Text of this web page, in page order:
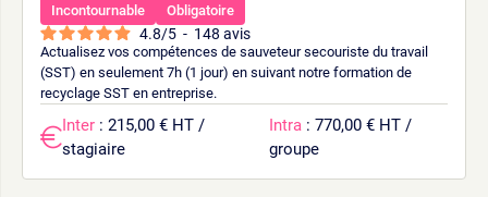
Incontournable Obligatoire
4.8/5 - 148 avis
Actualisez vos compétences de sauveteur secouriste du travail
(SST) en seulement 7h (1 jour) en suivant notre formation de
recyclage SST en entreprise.
Inter : 215,00 € HT /
stagiaire
Intra : 770,00 € HT /
groupe